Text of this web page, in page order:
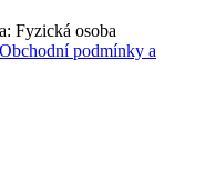
Fyzická osoba
Obchodní podmínky a